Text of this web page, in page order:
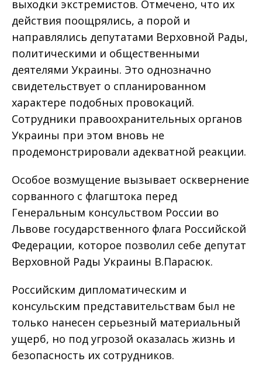
выходки экстремистов. Отмечено, что их
действия поощрялись, а порой и
направлялись депутатами Верховной Рады,
политическими и общественными
деятелями Украины. Это однозначно
свидетельствует о спланированном
характере подобных провокаций.
Сотрудники правоохранительных органов
Украины при этом вновь не
продемонстрировали адекватной реакции.
Особое возмущение вызывает осквернение
сорванного с флагштока перед
Генеральным консульством России во
Львове государственного флага Российской
Федерации, которое позволил себе депутат
Верховной Рады Украины В.Парасюк.
Российским дипломатическим и
консульским представительствам был не
только нанесен серьезный материальный
ущерб, но под угрозой оказалась жизнь и
безопасность их сотрудников.